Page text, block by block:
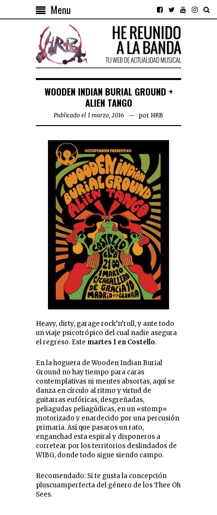
Menu
WOODEN INDIAN BURIAL GROUND +
ALIEN TANGO
Publicado el 1 marzo, 2016 por HRB
Heavy, dirty, garage rock’n’roll, y ante todo
un viaje psicotrópico del cual nadie asegura
el regreso. Este martes 1 en Costello.
En la hoguera de Wooden Indian Burial
Ground no hay tiempo para caras
contemplativas ni mentes absortas, aquí se
danza en círculo al ritmo y virtud de
guitarras eufóricas, desgreñadas,
peliagudas peliagúdicas, en un «stomp»
motorizado y enardecido por una percusión
primaria. Así que pasaros un rato,
enganchad esta espiral y disponeros a
corretear por los territorios deslindados de
WIBG, donde todo sigue siendo campo.
Recomendado: Si te gusta la concepción
pluscuamperfecta del género de los Thee Oh
Sees.